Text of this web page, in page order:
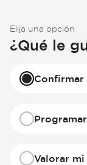
Elija una opción
¿Qué le
Valorar